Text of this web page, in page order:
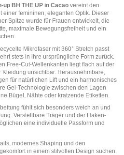
up BH THE UP in Cacao vereint den
einer femininen, eleganten Optik. Dieser
Spitze wurde für Frauen entwickelt, die
maximale Bewegungsfreiheit und ein
Mikrofaser mit 360° Stretch passt
stets in ihre ursprüngliche Form zurück.
Free-Cut-Wellenkanten liegt flach auf der
unsichtbar. Herausnehmbare,
für natürlichen Lift und ein harmonisches
Gel-Technologie zwischen den Lagen
Bügel, Nähte oder kratzende Etiketten.
fühlt sich besonders weich an und
Verstellbare Träger und der Haken-
eine individuelle Passform und
modernes Shaping und den
in einem stilvollen Design suchen.